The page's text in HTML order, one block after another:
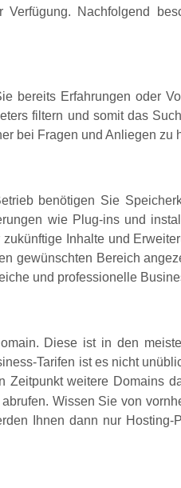
Nachfolgend
bereits Erfahrungen oder
filtern und somit das
bei Fragen und Anliegen zu
benötigen Sie
wie Plug-ins und
Inhalte und
gewünschten Bereich
und professionelle
Diese ist in den
Tarifen ist es nicht
weitere Domains
abrufen. Wissen Sie von
Ihnen dann nur